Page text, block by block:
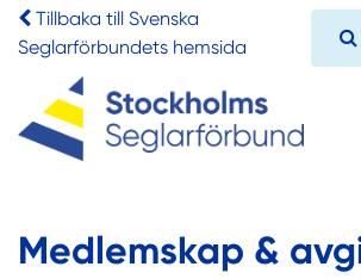
Tillbaka till Svenska
Seglarförbundets hemsida
Medlemskap &